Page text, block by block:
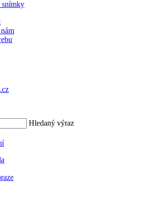
snímky
Hledaný výraz